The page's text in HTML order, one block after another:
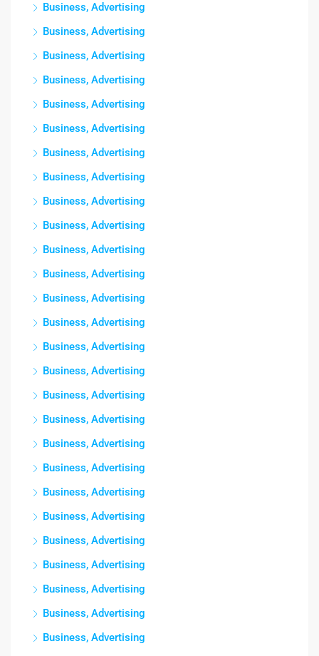
Business, Advertising
Business, Advertising
Business, Advertising
Business, Advertising
Business, Advertising
Business, Advertising
Business, Advertising
Business, Advertising
Business, Advertising
Business, Advertising
Business, Advertising
Business, Advertising
Business, Advertising
Business, Advertising
Business, Advertising
Business, Advertising
Business, Advertising
Business, Advertising
Business, Advertising
Business, Advertising
Business, Advertising
Business, Advertising
Business, Advertising
Business, Advertising
Business, Advertising
Business, Advertising
Business, Advertising